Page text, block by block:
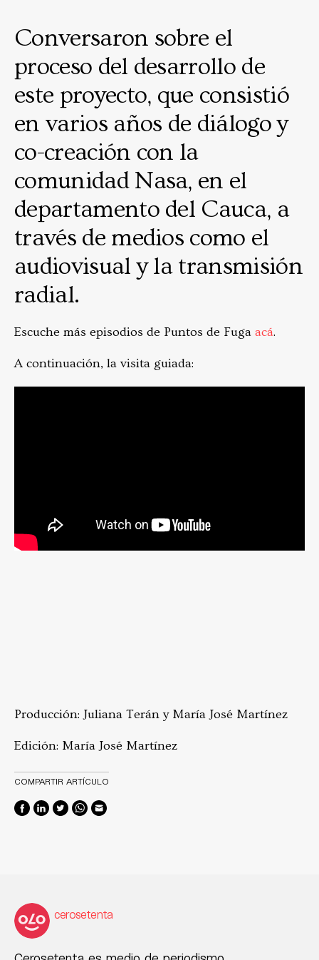
Conversaron sobre el
proceso del desarrollo de
este proyecto, que consistió
en varios años de diálogo y
co-creación con la
comunidad Nasa, en el
departamento del Cauca, a
través de medios como el
audiovisual y la transmisión
radial.
Escuche más episodios de Puntos de Fuga acá.
A continuación, la visita guiada:
Producción: Juliana Terán y María José Martínez
Edición: María José Martínez
COMPARTIR ARTÍCULO
cerosetenta